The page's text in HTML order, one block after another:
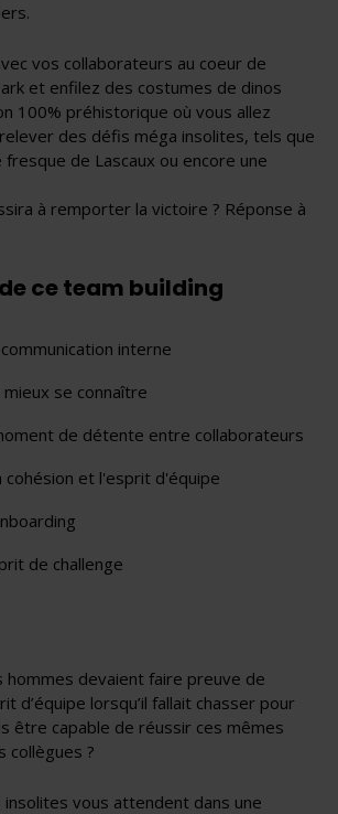
vos collaborateurs au coeur de
et enfilez des costumes de dinos
100% préhistorique où vous allez
des défis méga insolites, tels que
fresque de Lascaux ou encore une
à remporter la victoire ? Réponse à
ce team building
interne
se connaître
de détente entre collaborateurs
cohésion et l'esprit d'équipe
de challenge
hommes devaient faire preuve de
d’équipe lorsqu’il fallait chasser pour
être capable de réussir ces mêmes
collègues ?
vous attendent dans une